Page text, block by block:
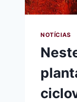
NOTÍCIAS